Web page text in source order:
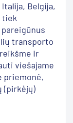
Belgija,
tiek
transporto
ir
viešajame
priemonė,
(pirkėjų)